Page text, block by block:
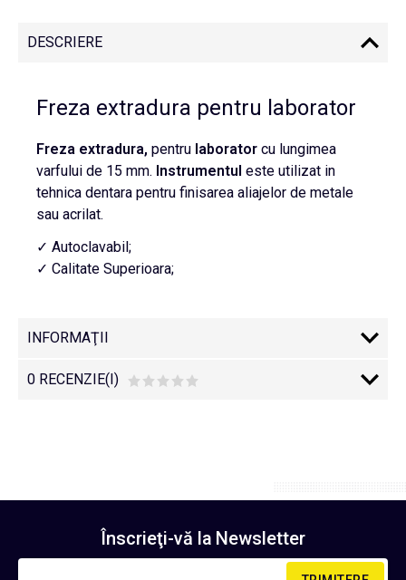
DESCRIERE
Freza extradura pentru laborator
Freza extradura, pentru laborator cu lungimea
varfului de 15 mm. Instrumentul este utilizat in
tehnica dentara pentru finisarea aliajelor de metale
sau acrilat.
✓ Autoclavabil;
✓ Calitate Superioara;
INFORMAŢII
0 RECENZIE(I)
Înscrieţi-vă la Newsletter